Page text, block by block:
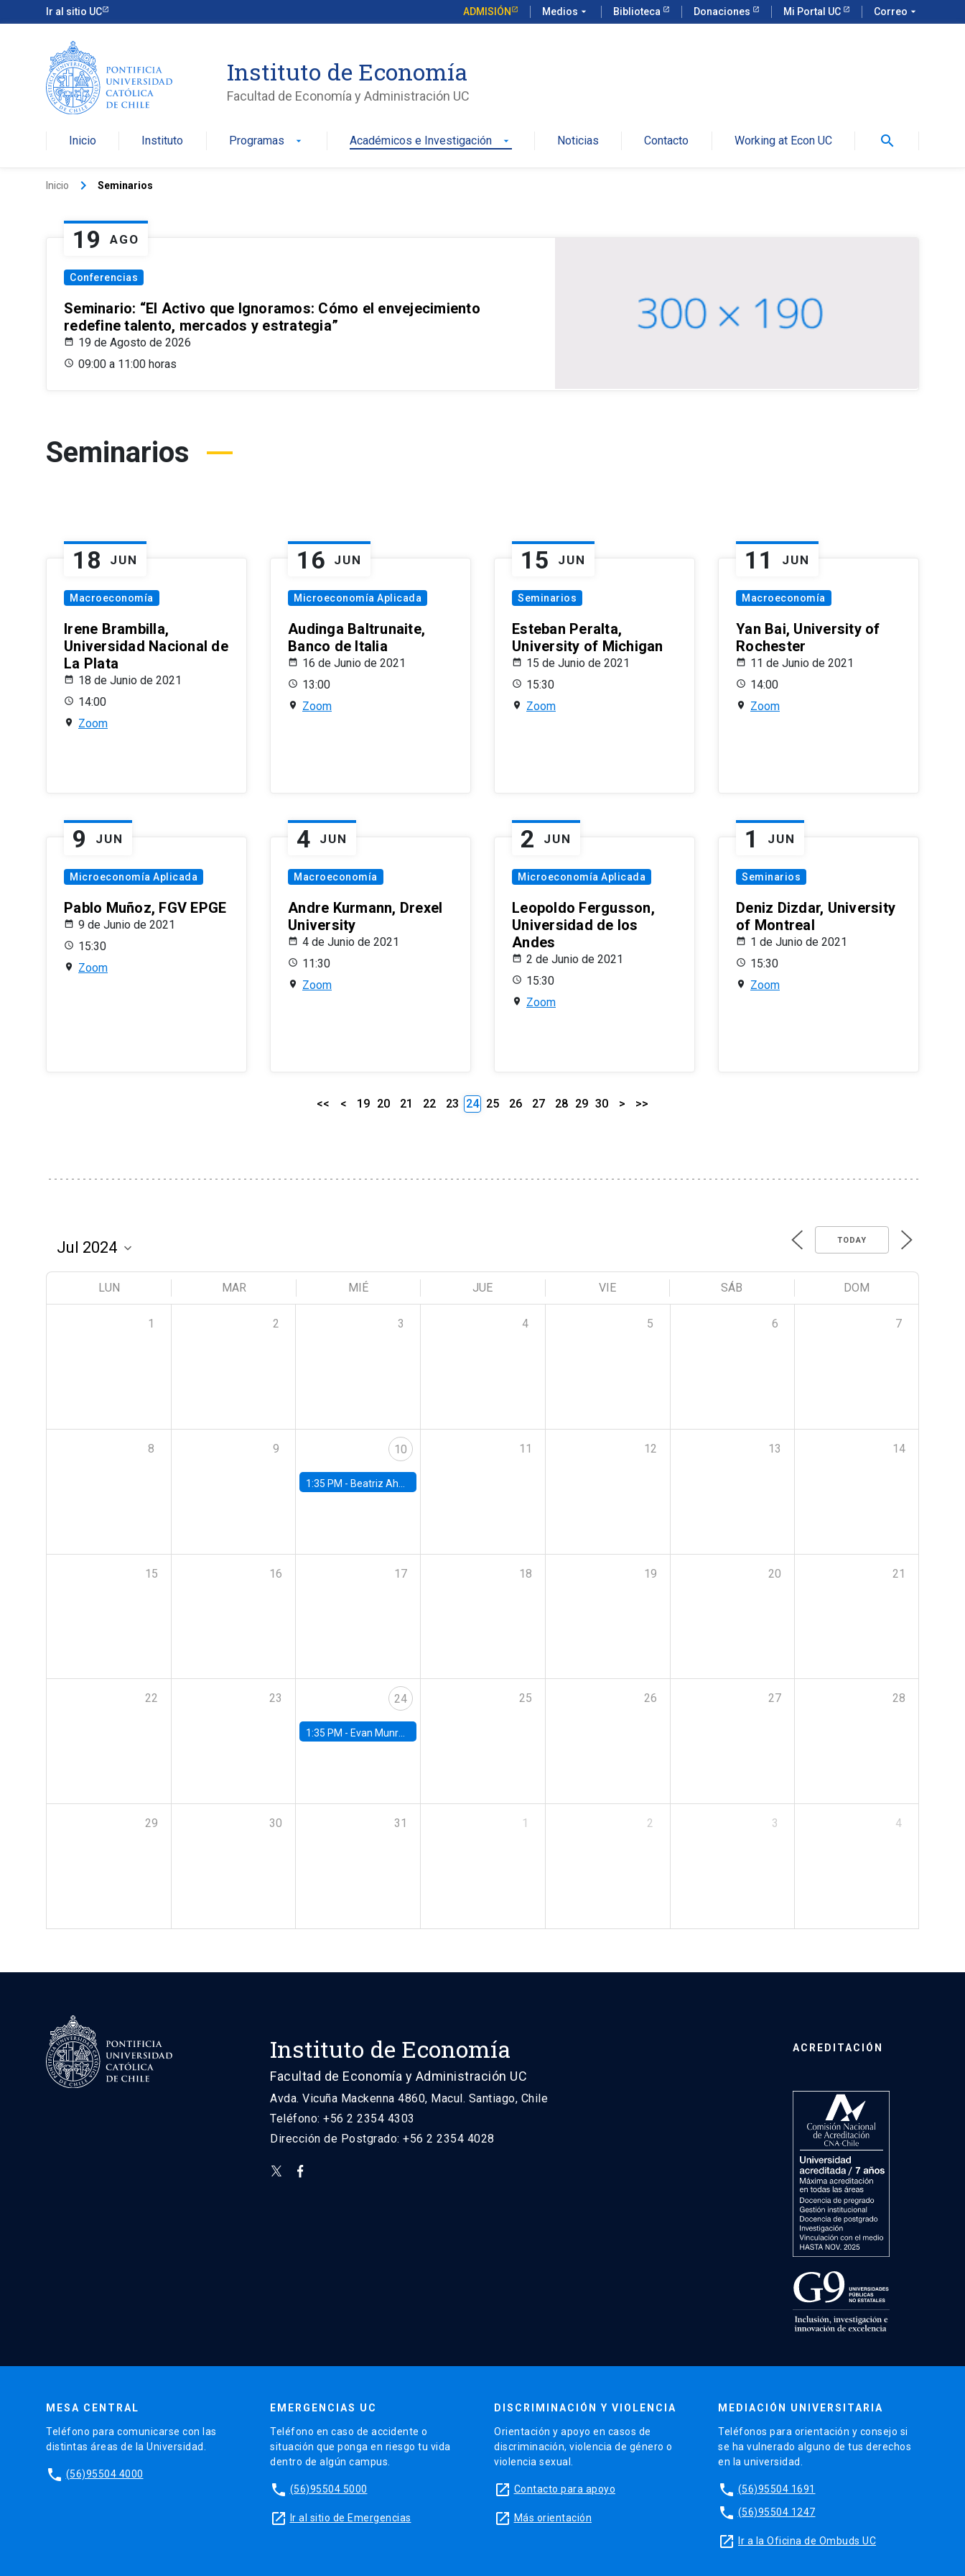
Ir al sitio UC ADMISIÓN Medios arrow_drop_down Biblioteca Donaciones Mi Portal UC Correo arrow_drop_down
Instituto de Economía
Facultad de Economía y Administración UC
Inicio Instituto Programas arrow_drop_down Académicos e Investigación arrow_drop_down Noticias Contacto Working at Econ UC search
Inicio keyboard_arrow_right Seminarios
19 AGO
Conferencias
Seminario: “El Activo que Ignoramos: Cómo el envejecimiento
redefine talento, mercados y estrategia”
19 de Agosto de 2026
09:00 a 11:00 horas
Seminarios
18 JUN
Macroeconomía
Irene Brambilla,
Universidad Nacional de
La Plata
18 de Junio de 2021
14:00
Zoom
16 JUN
Microeconomía Aplicada
Audinga Baltrunaite,
Banco de Italia
16 de Junio de 2021
13:00
Zoom
15 JUN
Seminarios
Esteban Peralta,
University of Michigan
15 de Junio de 2021
15:30
Zoom
11 JUN
Macroeconomía
Yan Bai, University of
Rochester
11 de Junio de 2021
14:00
Zoom
9 JUN
Microeconomía Aplicada
Pablo Muñoz, FGV EPGE
9 de Junio de 2021
15:30
Zoom
4 JUN
Macroeconomía
Andre Kurmann, Drexel
University
4 de Junio de 2021
11:30
Zoom
2 JUN
Microeconomía Aplicada
Leopoldo Fergusson,
Universidad de los
Andes
2 de Junio de 2021
15:30
Zoom
1 JUN
Seminarios
Deniz Dizdar, University
of Montreal
1 de Junio de 2021
15:30
Zoom
<< < 19 20 21 22 23 24 25 26 27 28 29 30 > >>
TODAY
LUN MAR MIÉ JUE VIE SÁB DOM
1 2 3 4 5 6 7
8 9 10
1:35 PM - Beatriz Ahumada, PhD candidate, Universidad de Pittsburgh
11 12 13 14
15 16 17 18 19 20 21
22 23 24
1:35 PM - Evan Munro, Neyman Visiting Assistant Professor in the Department of Statistics at UC Berkeley
25 26 27 28
29 30 31 1 2 3 4
Instituto de Economía
Facultad de Economía y Administración UC
Avda. Vicuña Mackenna 4860, Macul. Santiago, Chile
Teléfono: +56 2 2354 4303
Dirección de Postgrado: +56 2 2354 4028
ACREDITACIÓN
MESA CENTRAL
Teléfono para comunicarse con las
distintas áreas de la Universidad.
phone (56)95504 4000
EMERGENCIAS UC
Teléfono en caso de accidente o
situación que ponga en riesgo tu vida
dentro de algún campus.
phone (56)95504 5000
launch Ir al sitio de Emergencias
DISCRIMINACIÓN Y VIOLENCIA
Orientación y apoyo en casos de
discriminación, violencia de género o
violencia sexual.
launch Contacto para apoyo
launch Más orientación
MEDIACIÓN UNIVERSITARIA
Teléfonos para orientación y consejo si
se ha vulnerado alguno de tus derechos
en la universidad.
phone (56)95504 1691
phone (56)95504 1247
launch Ir a la Oficina de Ombuds UC